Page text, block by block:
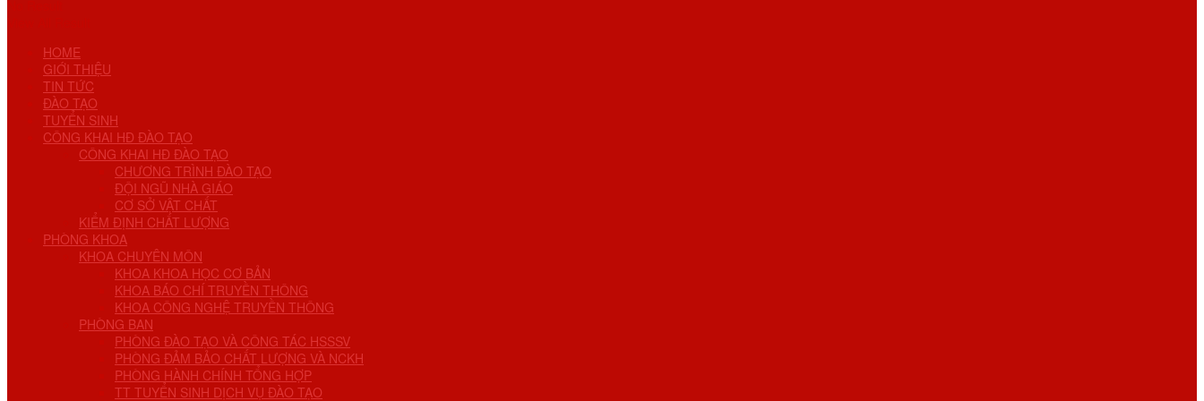
HOME
GIỚI THIỆU
TIN TỨC
ĐÀO TẠO
TUYỂN SINH
CÔNG KHAI HĐ ĐÀO TẠO
CÔNG KHAI HĐ ĐÀO TẠO
CHƯƠNG TRÌNH ĐÀO TẠO
ĐỘI NGŨ NHÀ GIÁO
CƠ SỞ VẬT CHẤT
KIỂM ĐỊNH CHẤT LƯỢNG
PHÒNG KHOA
KHOA CHUYÊN MÔN
KHOA KHOA HỌC CƠ BẢN
KHOA BÁO CHÍ TRUYỀN THÔNG
KHOA CÔNG NGHỆ TRUYỀN THÔNG
PHÒNG BAN
PHÒNG ĐÀO TẠO VÀ CÔNG TÁC HSSSV
PHÒNG ĐẢM BẢO CHẤT LƯỢNG VÀ NCKH
PHÒNG HÀNH CHÍNH TỔNG HỢP
TT TUYỂN SINH DỊCH VỤ ĐÀO TẠO